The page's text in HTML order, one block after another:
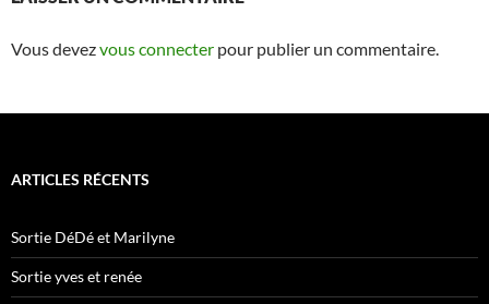
Vous devezvous connecter pour publier un commentaire.
ARTICLES RÉCENTS
Sortie DéDé et Marilyne
Sortie yves et renée